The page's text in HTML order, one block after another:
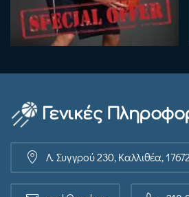
Γενικές
Λ. Συγγρού 230, Καλλιθέα,